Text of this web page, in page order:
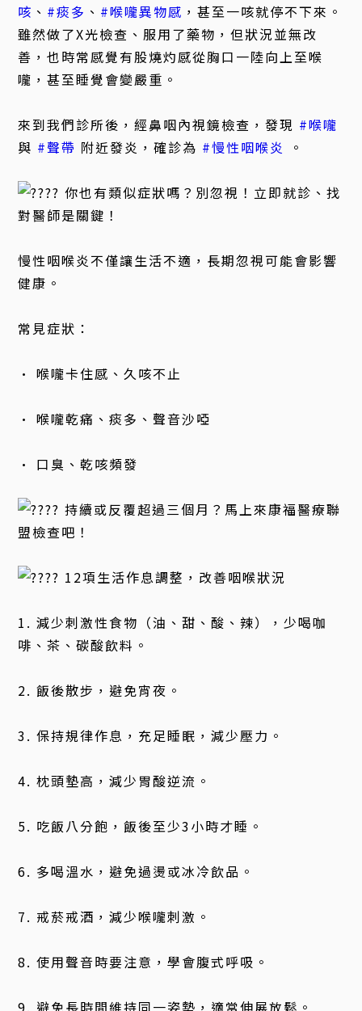
咳 、 #痰多 、 #喉嚨異物感 ，甚至一咳就停不下來。
雖然做了X光檢查、服用了藥物，但狀況並無改
善，也時常感覺有股燒灼感從胸口一陸向上至喉
嚨，甚至睡覺會變嚴重。
來到我們診所後，經鼻咽內視鏡檢查，發現 #喉嚨
與 #聲帶 附近發炎，確診為 #慢性咽喉炎 。
你也有類似症狀嗎？別忽視！立即就診、找
對醫師是關鍵！
慢性咽喉炎不僅讓生活不適，長期忽視可能會影響
健康。
常見症狀：
• 喉嚨卡住感、久咳不止
• 喉嚨乾痛、痰多、聲音沙啞
• 口臭、乾咳頻發
持續或反覆超過三個月？馬上來康福醫療聯
盟檢查吧！
12項生活作息調整，改善咽喉狀況
1. 減少刺激性食物（油、甜、酸、辣），少喝咖
啡、茶、碳酸飲料。
2. 飯後散步，避免宵夜。
3. 保持規律作息，充足睡眠，減少壓力。
4. 枕頭墊高，減少胃酸逆流。
5. 吃飯八分飽，飯後至少3小時才睡。
6. 多喝溫水，避免過燙或冰冷飲品。
7. 戒菸戒酒，減少喉嚨刺激。
8. 使用聲音時要注意，學會腹式呼吸。
9. 避免長時間維持同一姿勢，適當伸展放鬆。